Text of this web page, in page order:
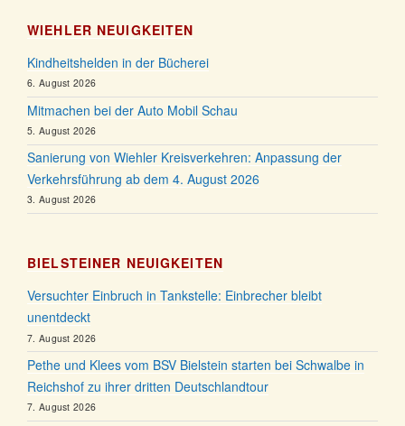
WIEHLER NEUIGKEITEN
Kindheitshelden in der Bücherei
6. August 2026
Mitmachen bei der Auto Mobil Schau
5. August 2026
Sanierung von Wiehler Kreisverkehren: Anpassung der
Verkehrsführung ab dem 4. August 2026
3. August 2026
BIELSTEINER NEUIGKEITEN
Versuchter Einbruch in Tankstelle: Einbrecher bleibt
unentdeckt
7. August 2026
Pethe und Klees vom BSV Bielstein starten bei Schwalbe in
Reichshof zu ihrer dritten Deutschlandtour
7. August 2026